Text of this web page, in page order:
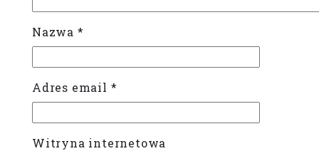
Nazwa *
Adres email *
Witryna internetowa